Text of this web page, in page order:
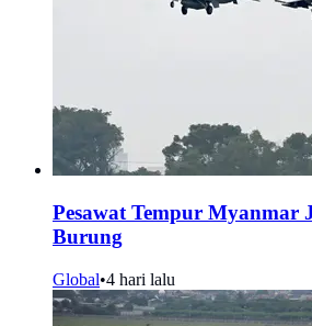
Pesawat Tempur Myanmar
Burung
Global•4 hari lalu